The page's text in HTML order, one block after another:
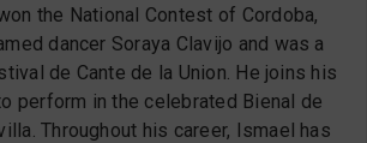
the National Contest of Cordoba,
dancer Soraya Clavijo and was a
de Cante de la Union. He joins his
perform in the celebrated Bienal de
Throughout his career, Ismael has